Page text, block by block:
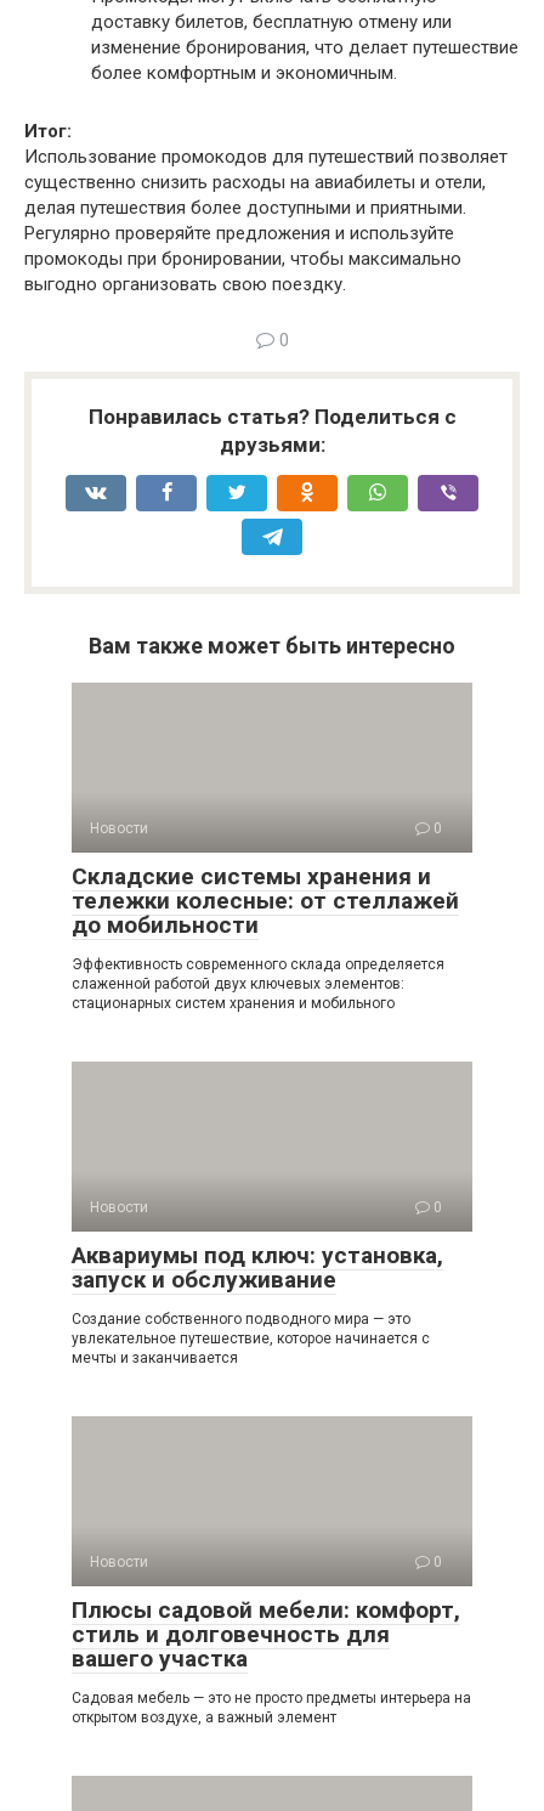
доставку билетов, бесплатную отмену или
изменение бронирования, что делает путешествие
более комфортным и экономичным.
Итог:
Использование промокодов для путешествий позволяет
существенно снизить расходы на авиабилеты и отели,
делая путешествия более доступными и приятными.
Регулярно проверяйте предложения и используйте
промокоды при бронировании, чтобы максимально
выгодно организовать свою поездку.
0
Понравилась статья? Поделиться с
друзьями:
Вам также может быть интересно
Новости 0
Складские системы хранения и
тележки колесные: от стеллажей
до мобильности
Эффективность современного склада определяется
слаженной работой двух ключевых элементов:
стационарных систем хранения и мобильного
Новости 0
Аквариумы под ключ: установка,
запуск и обслуживание
Создание собственного подводного мира — это
увлекательное путешествие, которое начинается с
мечты и заканчивается
Новости 0
Плюсы садовой мебели: комфорт,
стиль и долговечность для
вашего участка
Садовая мебель — это не просто предметы интерьера на
открытом воздухе, а важный элемент